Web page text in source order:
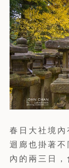
春日大社境
迴廊也掛著
內的兩三日